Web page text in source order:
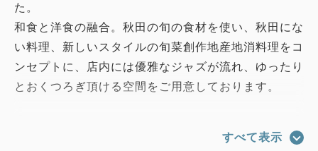
た。
和食と洋食の融合。秋田の旬の食材を使い、秋田にな
い料理、新しいスタイルの旬菜創作地産地消料理をコ
ンセプトに、店内には優雅なジャズが流れ、ゆったり
とおくつろぎ頂ける空間をご用意しております。
すべて表示